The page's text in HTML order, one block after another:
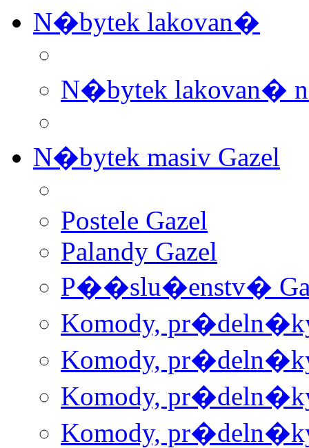
N�bytek lakovan�
N�bytek lakovan�
N�bytek masiv Gazel
Postele Gazel
Palandy Gazel
P��slu�enstv�
Komody,
Komody,
Komody,
Komody,